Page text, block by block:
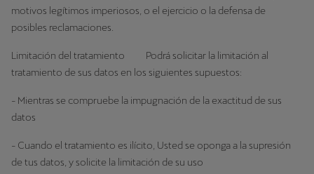
motivos legítimos imperiosos, o el ejercicio o la defensa de
posibles reclamaciones.
Limitación del tratamiento Podrá solicitar la limitación al
tratamiento de sus datos en los siguientes supuestos:
- Mientras se compruebe la impugnación de la exactitud de sus
datos
- Cuando el tratamiento es ilícito, Usted se oponga a la supresión
de tus datos, y solicite la limitación de su uso